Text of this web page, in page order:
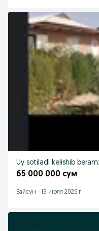
Uy sotiladi kelishib
65 000 000 сум
Байсун - 19 июля 2026 г.